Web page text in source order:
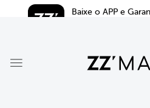
Baixe o APP e